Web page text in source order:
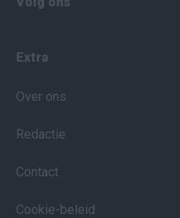
Extra
Over ons
Redactie
Contact
Cookie-beleid